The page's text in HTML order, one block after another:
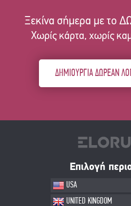
Ξεκίνα σήμερα με το
Χωρίς κάρτα, χωρίς
ΔΗΜΙΟΥΡΓΙΑ ΔΩΡΕΑΝ
Επιλογή
USA
UNITED KINGDOM